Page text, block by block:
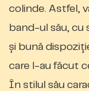
colinde. Astfel,
band-ul său, cu
și bună
care l-au făcut
În stilul său